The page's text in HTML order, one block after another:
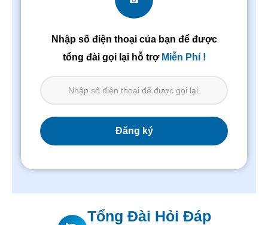
Nhập số điện thoại của bạn để được
tổng đài gọi lại hỗ trợ Miễn Phí !
Tổng Đài Hỏi Đáp